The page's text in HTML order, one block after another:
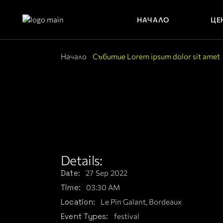
НАЧАЛО
Начало Събитие Lorem ipsum dolor sit amet
Details:
Date: 27 Sep 2022
Time: 03:30 AM
Location: Le Pin Galant, Bordeaux
Event Types: festival